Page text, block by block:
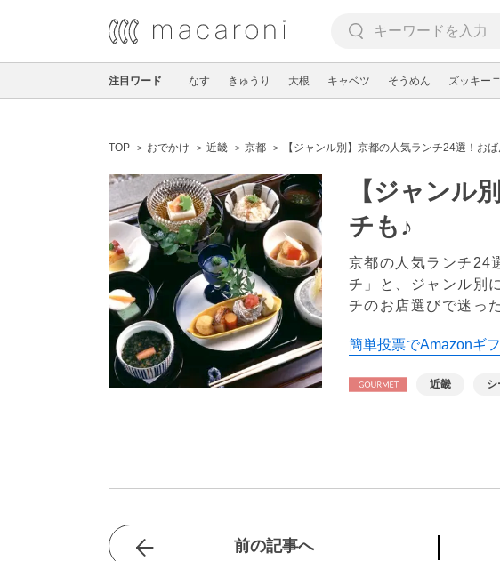
注目ワード なす きゅうり 大根 キャベツ そうめん ズッキーニ
TOP おでかけ 近畿 京都 【ジャンル別】京都の人気ランチ24選！お
【ジャンル
チも♪
京都の人気ランチ24
チ」と、ジャンル別
チのお店選びで迷っ
簡単投票でAmazonギ
近畿 シ
前の記事へ